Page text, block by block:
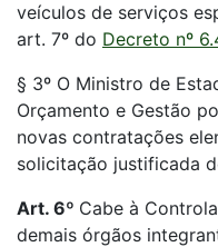
veículos de serviços
art. 7º do Decreto nº
§ 3º O Ministro de
Orçamento e Gestão
novas contratações
solicitação justificada
Art. 6º Cabe à
demais órgãos